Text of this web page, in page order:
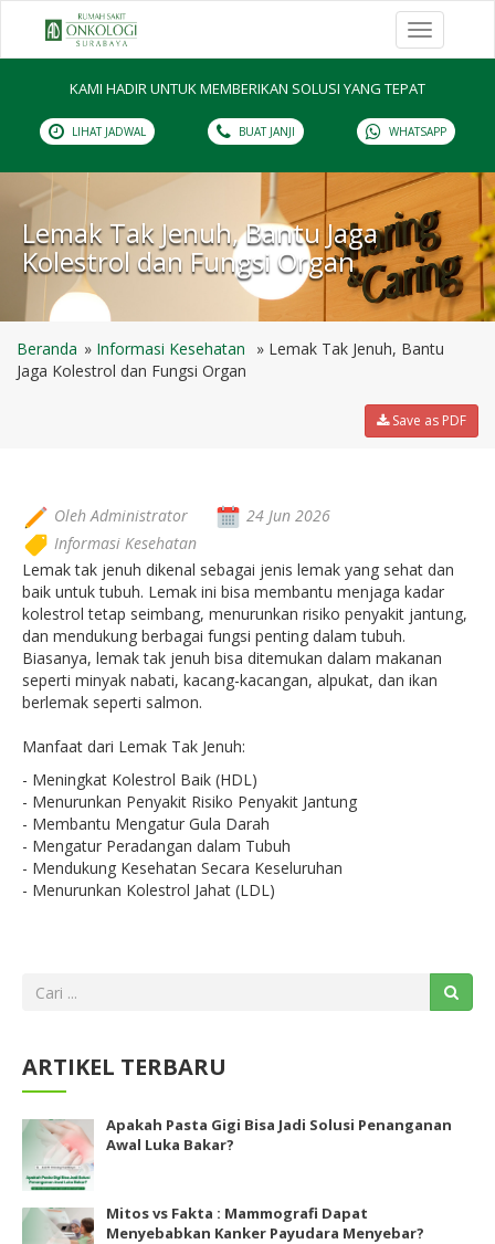
Toggle
navigation
KAMI HADIR UNTUK MEMBERIKAN SOLUSI YANG TEPAT
LIHAT JADWAL BUAT JANJI WHATSAPP
Lemak Tak Jenuh, Bantu Jaga
Kolestrol dan Fungsi Organ
Beranda Informasi Kesehatan
Lemak Tak Jenuh, Bantu
Jaga Kolestrol dan Fungsi Organ
Save as PDF
Oleh Administrator
24 Jun 2026
Informasi Kesehatan
Lemak tak jenuh dikenal sebagai jenis lemak yang sehat dan
baik untuk tubuh. Lemak ini bisa membantu menjaga kadar
kolestrol tetap seimbang, menurunkan risiko penyakit jantung,
dan mendukung berbagai fungsi penting dalam tubuh.
Biasanya, lemak tak jenuh bisa ditemukan dalam makanan
seperti minyak nabati, kacang-kacangan, alpukat, dan ikan
berlemak seperti salmon.
Manfaat dari Lemak Tak Jenuh:
- Meningkat Kolestrol Baik (HDL)
- Menurunkan Penyakit Risiko Penyakit Jantung
- Membantu Mengatur Gula Darah
- Mengatur Peradangan dalam Tubuh
- Mendukung Kesehatan Secara Keseluruhan
- Menurunkan Kolestrol Jahat (LDL)
ARTIKEL TERBARU
Apakah Pasta Gigi Bisa Jadi Solusi Penanganan
Awal Luka Bakar?
Mitos vs Fakta : Mammografi Dapat
Menyebabkan Kanker Payudara Menyebar?